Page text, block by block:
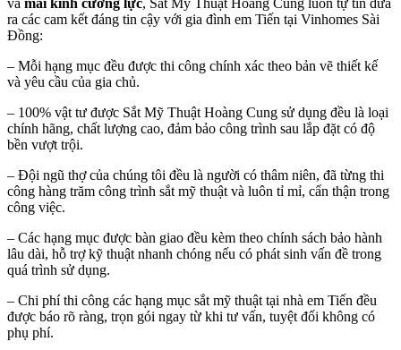
ra các cam kết đáng tin cậy với gia đình em Tiến tại Vinhomes Sài
Đồng:
– Mỗi hạng mục đều được thi công chính xác theo bản vẽ thiết kế
và yêu cầu của gia chủ.
– 100% vật tư được Sắt Mỹ Thuật Hoàng Cung sử dụng đều là loại
chính hãng, chất lượng cao, đảm bảo công trình sau lắp đặt có độ
bền vượt trội.
– Đội ngũ thợ của chúng tôi đều là người có thâm niên, đã từng thi
công hàng trăm công trình sắt mỹ thuật và luôn tỉ mỉ, cẩn thận trong
công việc.
– Các hạng mục được bàn giao đều kèm theo chính sách bảo hành
lâu dài, hỗ trợ kỹ thuật nhanh chóng nếu có phát sinh vấn đề trong
quá trình sử dụng.
– Chi phí thi công các hạng mục sắt mỹ thuật tại nhà em Tiến đều
được báo rõ ràng, trọn gói ngay từ khi tư vấn, tuyệt đối không có
phụ phí.